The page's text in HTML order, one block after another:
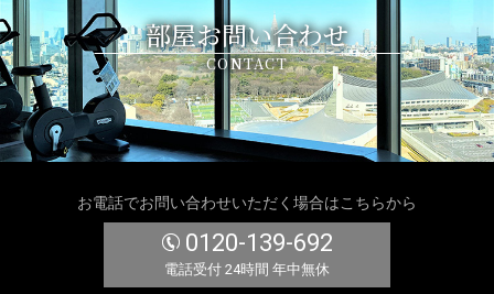
部屋お問い合わせ
CONTACT
お電話でお問い合わせいただく場合はこちらから
0120-139-692
電話受付 24時間 年中無休